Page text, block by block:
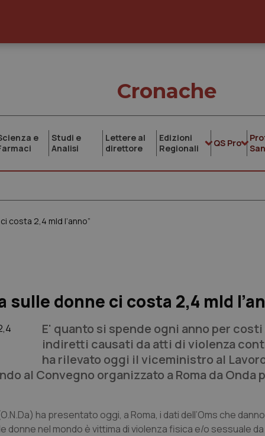
Cronache
e
Studi e
Analisi
Lettere al
direttore
Edizioni
Regionali
QS Pro
costa 2,4 mld l’anno”
donne ci costa 2,4 mld
E' quanto si spende ogni anno per
indiretti causati da atti di violenza
ha rilevato oggi il viceministro al
al Convegno organizzato a Roma da Onda
ha presentato oggi, a Roma, i dati dell’Oms che
donne nel mondo è vittima di violenza fisica e/o sessuale